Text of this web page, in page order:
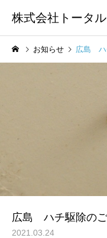
株式会社トータ
お知らせ 広島 ハ
広島 ハチ駆除の
2021.03.24